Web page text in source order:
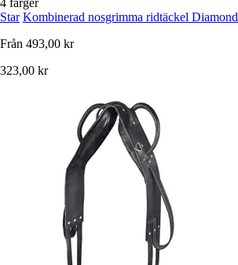
4 färger
Star Kombinerad nosgrimma ridtäckel Diamond
Från 493,00 kr
323,00 kr